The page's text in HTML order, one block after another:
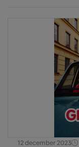
12 december 2023